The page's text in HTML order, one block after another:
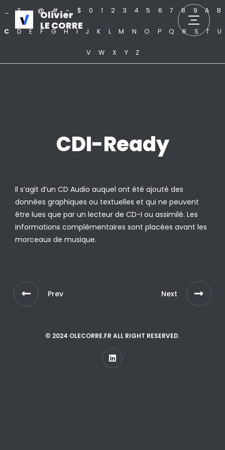
Olivier
LE CORRE
? . @ # ~ $ 0 1 2 3 4 5 6 7 8 9 A B
C D E F G H I J K L M N O P Q R S T U
V W X Y Z
CDI-Ready
Il s’agit d’un CD Audio auquel ont été ajouté des
données graphiques ou textuelles et qui ne peuvent
être lues que par un lecteur de CD-I ou assimilé. Les
informations complémentaires sont placées avant les
morceaux de musique.
Prev Next
© 2024 OLECORRE.FR ALL RIGHT RESERVED.